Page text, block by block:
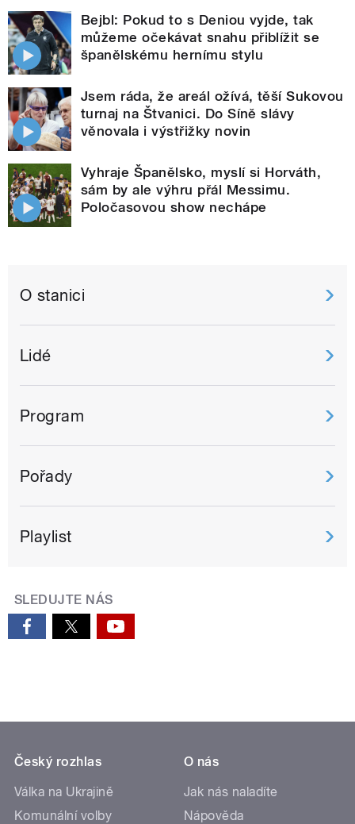
Bejbl: Pokud to s Deniou vyjde, tak
můžeme očekávat snahu přiblížit se
španělskému hernímu stylu
Jsem ráda, že areál ožívá, těší Sukovou
turnaj na Štvanici. Do Síně slávy
věnovala i výstřižky novin
Vyhraje Španělsko, myslí si Horváth,
sám by ale výhru přál Messimu.
Poločasovou show nechápe
O stanici
Lidé
Program
Pořady
Playlist
SLEDUJTE NÁS
Český rozhlas
Válka na Ukrajině
Komunální volby
O nás
Jak nás naladíte
Nápověda